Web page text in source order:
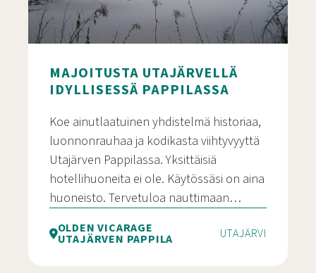
MAJOITUSTA UTAJÄRVELLÄ
IDYLLISESSÄ PAPPILASSA
Koe ainutlaatuinen yhdistelmä historiaa,
luonnonrauhaa ja kodikasta viihtyvyyttä
Utajärven Pappilassa. Yksittäisiä
hotellihuoneita ei ole. Käytössäsi on aina
huoneisto. Tervetuloa nauttimaan…
OLDEN VICARAGE
UTAJÄRVEN PAPPILA UTAJÄRVI